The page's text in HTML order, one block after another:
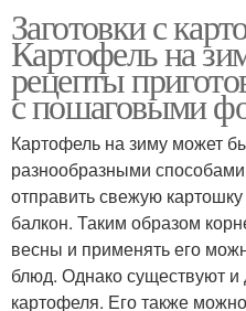
Заготовки с
Картофель на
рецепты
с пошаговыми
Картофель на зиму может
разнообразными
отправить свежую
балкон. Таким образом
весны и применять его
блюд. Однако существуют и
картофеля. Его также